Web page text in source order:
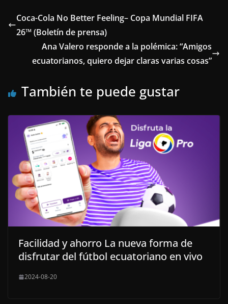
Coca-Cola No Better Feeling– Copa Mundial FIFA
26™ (Boletín de prensa)
Ana Valero responde a la polémica: “Amigos
ecuatorianos, quiero dejar claras varias cosas”
También te puede gustar
Facilidad y ahorro La nueva forma de
disfrutar del fútbol ecuatoriano en vivo
2024-08-20